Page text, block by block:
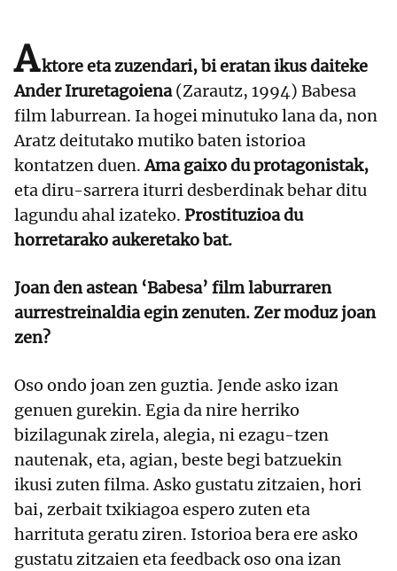
Aktore eta zuzendari, bi eratan ikus daiteke
Ander Iruretagoiena(Zarautz, 1994) Babesa
film laburrean. Ia hogei minutuko lana da, non
Aratz deitutako mutiko baten istorioa
kontatzen duen.Ama gaixo du protagonistak,
eta diru-sarrera iturri desberdinak behar ditu
lagundu ahal izateko. Prostituzioa du
horretarako aukeretako bat.
Joan den astean ‘Babesa’ film laburraren
aurrestreinaldia egin zenuten. Zer moduz joan
zen?
Oso ondo joan zen guztia. Jende asko izan
genuen gurekin. Egia da nire herriko
bizilagunak zirela, alegia, ni ezagu-tzen
nautenak, eta, agian, beste begi batzuekin
ikusi zuten filma. Asko gustatu zitzaien, hori
bai, zerbait txikiagoa espero zuten eta
harrituta geratu ziren. Istorioa bera ere asko
gustatu zitzaien eta feedback oso ona izan